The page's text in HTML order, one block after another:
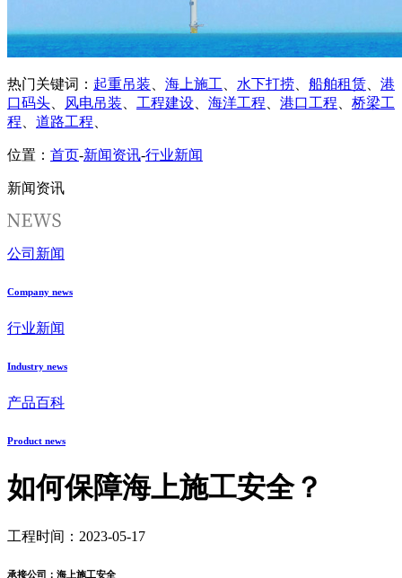
热门关键词： 起重吊装、 海上施工、 水下打捞、 船舶租赁、 港
口码头、 风电吊装、 工程建设、 海洋工程、 港口工程、 桥梁工
程、 道路工程、
位置： 首页-新闻资讯-行业新闻
新闻资讯
公司新闻
Company news
行业新闻
Industry news
产品百科
Product news
如何保障海上施工安全？
工程时间：2023-05-17
承接公司：海上施工安全